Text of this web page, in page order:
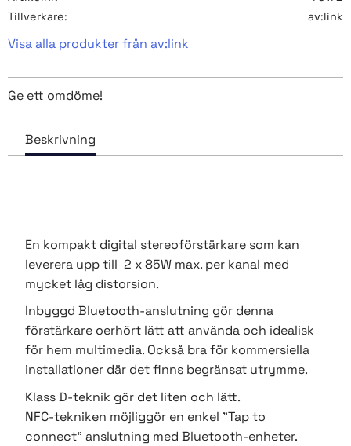
Tillverkare
av:link
Visa alla produkter från av:link
Ge ett omdöme!
En kompakt digital stereoförstärkare som kan
leverera upp till 2 x 85W max. per kanal med
mycket låg distorsion.
Inbyggd Bluetooth-anslutning gör denna
förstärkare oerhört lätt att använda och idealisk
för hem multimedia. Också bra för kommersiella
installationer där det finns begränsat utrymme.
Klass D-teknik gör det liten och lätt.
NFC-tekniken möjliggör en enkel "Tap to
connect" anslutning med Bluetooth-enheter.